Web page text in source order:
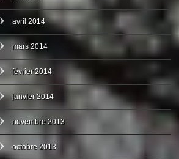
avril 2014
mars 2014
février 2014
janvier 2014
novembre 2013
octobre 2013